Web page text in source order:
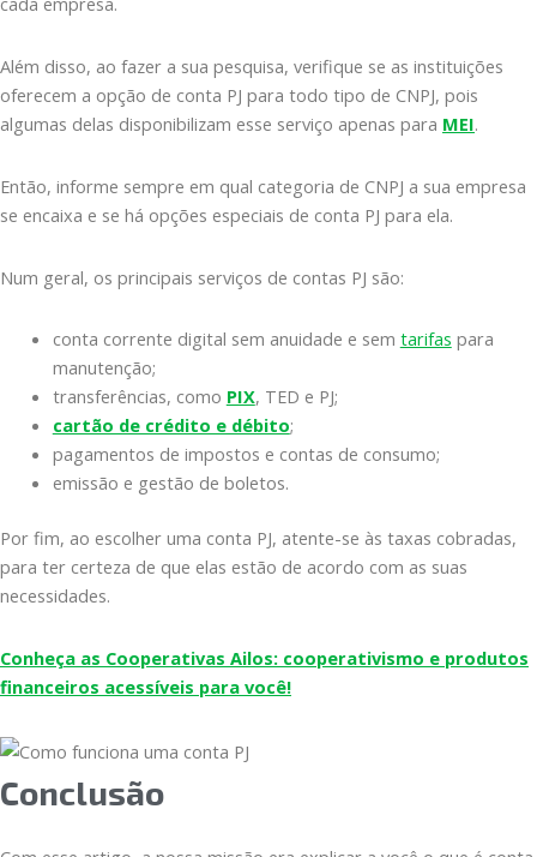
Além disso, ao fazer a sua pesquisa, verifique se as instituições
oferecem a opção de conta PJ para todo tipo de CNPJ, pois
algumas delas disponibilizam esse serviço apenas para MEI.
Então, informe sempre em qual categoria de CNPJ a sua empresa
se encaixa e se há opções especiais de conta PJ para ela.
Num geral, os principais serviços de contas PJ são:
conta corrente digital sem anuidade e sem tarifas para
manutenção;
transferências, como PIX, TED e PJ;
cartão de crédito e débito;
pagamentos de impostos e contas de consumo;
emissão e gestão de boletos.
Por fim, ao escolher uma conta PJ, atente-se às taxas cobradas,
para ter certeza de que elas estão de acordo com as suas
necessidades.
Conheça as Cooperativas Ailos: cooperativismo e produtos
financeiros acessíveis para você!
Conclusão